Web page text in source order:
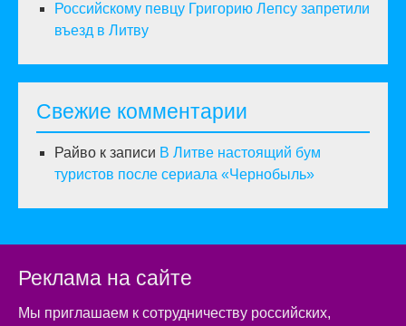
Российскому певцу Григорию Лепсу запретили
въезд в Литву
Свежие комментарии
Райво к записи В Литве настоящий бум
туристов после сериала «Чернобыль»
Реклама на сайте
Мы приглашаем к сотрудничеству российских,